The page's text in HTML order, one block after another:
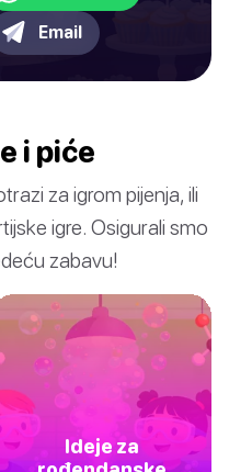
Email
i piće
za igrom pijenja, ili
igre. Osigurali smo
zabavu!
Ideje za